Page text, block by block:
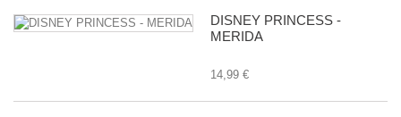
DISNEY PRINCESS -
MERIDA
14,99 €